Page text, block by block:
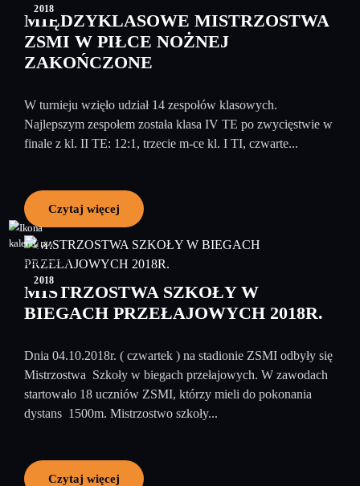
2018
MIĘDZYKLASOWE MISTRZOSTWA
ZSMI W PIŁCE NOŻNEJ
ZAKOŃCZONE
W turnieju wzięło udział 14 zespołów klasowych.
Najlepszym zespołem została klasa IV TE po zwycięstwie w
finale z kl. II TE: 12:1, trzecie m-ce kl. I TI, czwarte...
Czytaj więcej
17
październik
2018
MISTRZOSTWA SZKOŁY W
BIEGACH PRZEŁAJOWYCH 2018R.
Dnia 04.10.2018r. ( czwartek ) na stadionie ZSMI odbyły się
Mistrzostwa Szkoły w biegach przełajowych. W zawodach
startowało 18 uczniów ZSMI, którzy mieli do pokonania
dystans 1500m. Mistrzostwo szkoły...
Czytaj więcej